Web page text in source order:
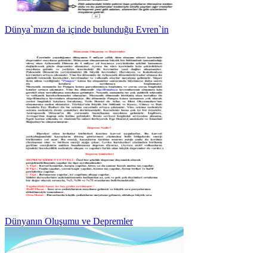
Dünya`mızın da içinde bulunduğu Evren`in
Dünyanın Oluşumu ve Depremler